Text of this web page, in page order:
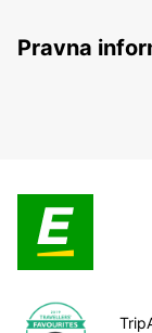
Pravna